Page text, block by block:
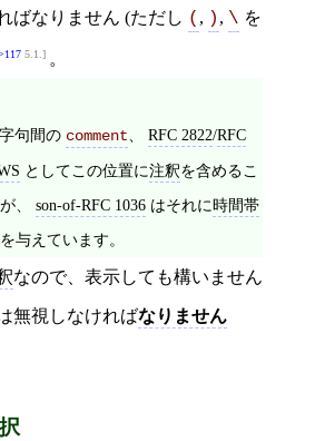
ばなりません (ただし ( , ) , \ を
5.1. 。
句間の comment、 RFC 2822/RFC
としてこの位置に注釈を含めるこ
、 son-of-RFC 1036 はそれに時間帯
与えています。
なので、表示しても構いません
無視しなければなりません